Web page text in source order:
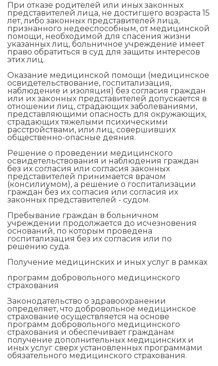
При отказе родителей или иных законных
представителей лица, не достигшего возраста 15
лет, либо законных представителей лица,
признанного недееспособным, от медицинской
помощи, необходимой для спасения жизни
указанных лиц, больничное учреждение имеет
право обратиться в суд для защиты интересов
этих лиц.
Оказание медицинской помощи (медицинское
освидетельствование, госпитализация,
наблюдение и изоляция) без согласия граждан
или их законных представителей допускается в
отношении лиц, страдающих заболеваниями,
представляющими опасность для окружающих,
страдающих тяжелыми психическими
расстройствами, или лиц, совершивших
общественно-опасные деяния.
Решение о проведении медицинского
освидетельствования и наблюдения граждан
без их согласия или согласия законных
представителей принимается врачом
(консилиумом), а решение о госпитализации
граждан без их согласия или согласия их
законных представителей - судом.
Пребывание граждан в больничном
учреждении продолжается до исчезновения
оснований, по которым проведена
госпитализация без их согласия или по
решению суда.
Получение медицинских и иных услуг в рамках
программ добровольного медицинского
страхования
Законодательство о здравоохранении
определяет, что добровольное медицинское
страхование осуществляется на основе
программ добровольного медицинского
страхования и обеспечивает гражданам
получение дополнительных медицинских и
иных услуг сверх установленных программами
обязательного медицинского страхования.